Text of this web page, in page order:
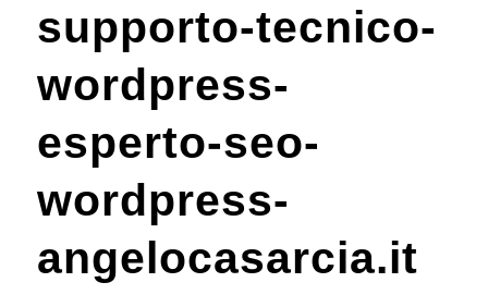
supporto-tecnico-
wordpress-
esperto-seo-
wordpress-
angelocasarcia.it